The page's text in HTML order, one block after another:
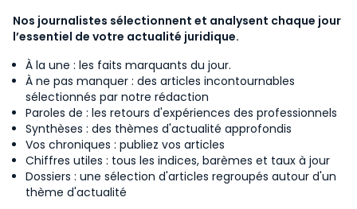
Nos journalistes sélectionnent et analysent chaque jour
l’essentiel de votre actualité juridique.
À la une : les faits marquants du jour.
À ne pas manquer : des articles incontournables
sélectionnés par notre rédaction
Paroles de : les retours d'expériences des professionnels
Synthèses : des thèmes d'actualité approfondis
Vos chroniques : publiez vos articles
Chiffres utiles : tous les indices, barèmes et taux à jour
Dossiers : une sélection d'articles regroupés autour d'un
thème d'actualité